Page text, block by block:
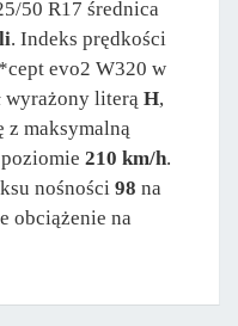
50 R17 średnica
. Indeks prędkości
evo2 W320 w
wyrażony literą H,
z maksymalną
210 km/h.
nośności 98 na
obciążenie na